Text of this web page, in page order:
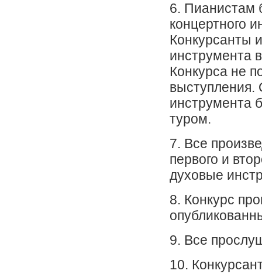
6. Пианистам
концертного
Конкурсанты
инструмента
Конкурса не
выступления.
инструмента
туром.
7. Все
первого и
духовые
8. Конкурс
9. Все
10.